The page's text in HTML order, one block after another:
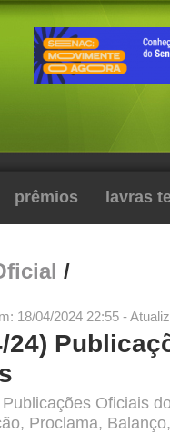
prêmios lavras
/
18/04/2024 22:55 -
24)
Oficiais
Proclama,